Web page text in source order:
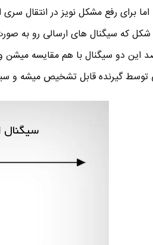
شکل که سیگنال های ارسالی رو به
این دو سیگنال با هم مقایسه میشن
توسط گیرنده قابل تشخیص میشه و